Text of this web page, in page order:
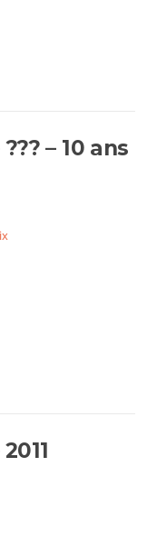
– 10 ans